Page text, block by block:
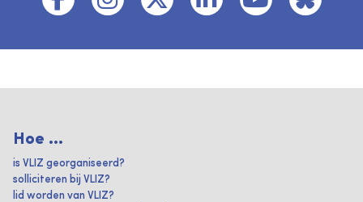
Hoe ...
is VLIZ georganiseerd?
solliciteren bij VLIZ?
lid worden van VLIZ?